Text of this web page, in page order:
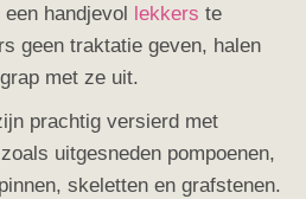
handjevol
lekkers te
geen traktatie geven, halen
met ze uit.
prachtig versierd met
uitgesneden pompoenen,
skeletten en grafstenen.